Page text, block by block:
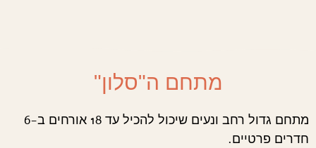
מתחם ה"סלון"
מתחם גדול רחב ונעים שיכול להכיל עד 18 אורחים ב-6
חדרים פרטיים.